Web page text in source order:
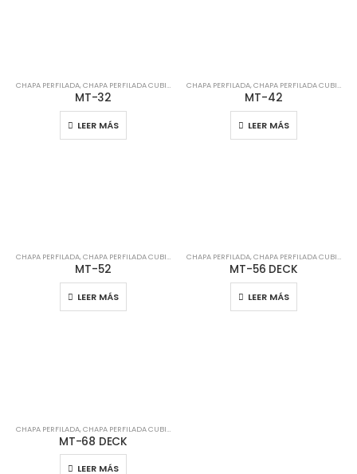
CHAPA PERFILADA,CHAPA PERFILADA CUBIERTA
MT-32
LEER MÁS
CHAPA PERFILADA,CHAPA PERFILADA CUBIERTA
MT-42
LEER MÁS
CHAPA PERFILADA,CHAPA PERFILADA CUBIERTA ,CHAPA PERFILADA FACHADA
MT-52
LEER MÁS
CHAPA PERFILADA,CHAPA PERFILADA CUBIERTA
MT-56 DECK
LEER MÁS
CHAPA PERFILADA,CHAPA PERFILADA CUBIERTA
MT-68 DECK
LEER MÁS